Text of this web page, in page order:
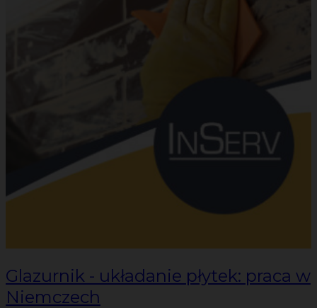
Glazurnik - układanie płytek: praca w
Niemczech